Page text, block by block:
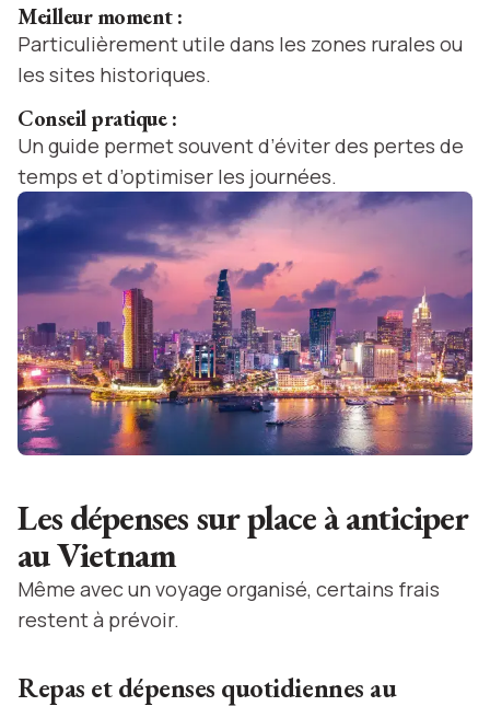
Meilleur moment :
Particulièrement utile dans les zones rurales ou
les sites historiques.
Conseil pratique :
Un guide permet souvent d’éviter des pertes de
temps et d’optimiser les journées.
Les dépenses sur place à anticiper
au Vietnam
Même avec un voyage organisé, certains frais
restent à prévoir.
Repas et dépenses quotidiennes au